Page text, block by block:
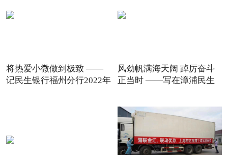
将热爱小微做到极致 ——
记民生银行福州分行2022年
风劲帆满海天阔 踔厉奋斗
正当时 ——写在漳浦民生